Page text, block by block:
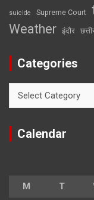
suicide Supreme Court
Weather इंदौर
Categories
Calendar
M T